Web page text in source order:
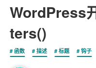
WordPress
ters()
函数 描述 标题 钩子